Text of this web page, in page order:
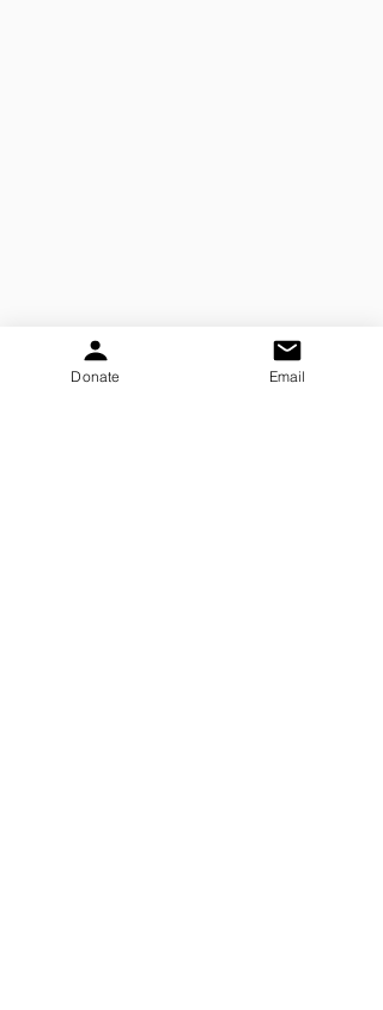
Donate Email